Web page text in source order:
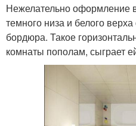
Нежелательно оформление
темного низа и белого
бордюра. Такое
комнаты пополам, сыграет